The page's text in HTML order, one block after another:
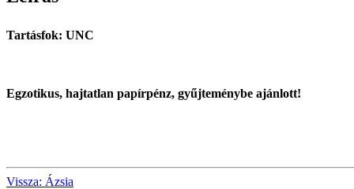
Tartásfok: UNC
Egzotikus, hajtatlan papírpénz, gyűjteménybe ajánlott!
Vissza: Ázsia